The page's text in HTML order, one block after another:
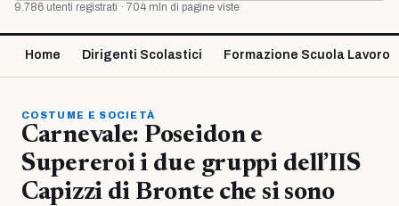
9.786 utenti registrati · 704 mln di pagine viste
Home Dirigenti Scolastici Formazione Scuola Lavoro
COSTUME E SOCIETÀ
Carnevale: Poseidon e
Supereroi i due gruppi dell’IIS
Capizzi di Bronte che si sono